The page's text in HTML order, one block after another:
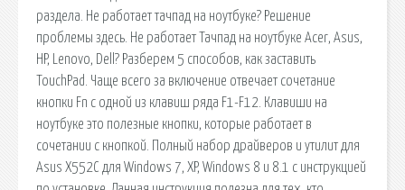
раздела. Не работает тачпад на ноутбуке? Решение
проблемы здесь. Не работает Тачпад на ноутбуке Acer, Asus,
HP, Lenovo, Dell? Разберем 5 способов, как заставить
TouchPad. Чаще всего за включение отвечает сочетание
кнопки Fn с одной из клавиш ряда F1-F12. Клавиши на
ноутбуке это полезные кнопки, которые работает в
сочетании с кнопкой. Полный набор драйверов и утилит для
Asus X552C для Windows 7, XP, Windows 8 и 8.1 с инструкцией